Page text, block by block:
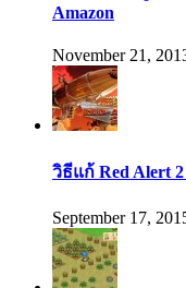
Amazon
November 21,
วิธีแก้ Red Alert
September 17,